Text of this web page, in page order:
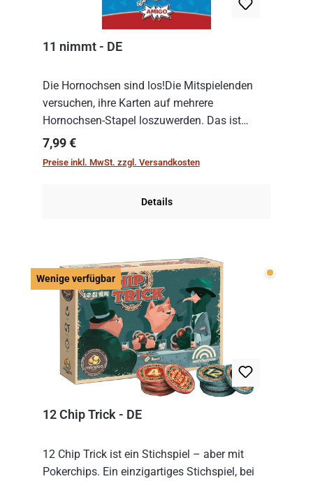
11 nimmt - DE
Die Hornochsen sind los!Die Mitspielenden
versuchen, ihre Karten auf mehrere
Hornochsen-Stapel loszuwerden. Das ist
kniffliger als gedacht, denn die Differenz
zwischen ausgespielter Karte und der
Regulärer Preis:
7,99 €
Preise inkl. MwSt. zzgl. Versandkosten
Details
Wenige verfügbar Wenige
12 Chip Trick - DE
12 Chip Trick ist ein Stichspiel – aber mit
Pokerchips. Ein einzigartiges Stichspiel, bei